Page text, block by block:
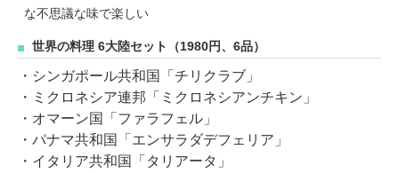
な不思議な味で楽しい
世界の料理 6大陸セット（1980円、6品）
・シンガポール共和国「チリクラブ」
・ミクロネシア連邦「ミクロネシアンチキン」
・オマーン国「ファラフェル」
・パナマ共和国「エンサラダデフェリア」
・イタリア共和国「タリアータ」